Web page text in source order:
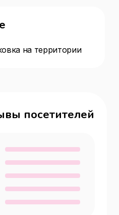
на территории
посетителей